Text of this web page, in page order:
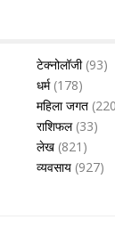
टेक्नोलॉजी(93)
धर्म(178)
महिला जगत
राशिफल(33)
लेख (821)
व्यवसाय (927)